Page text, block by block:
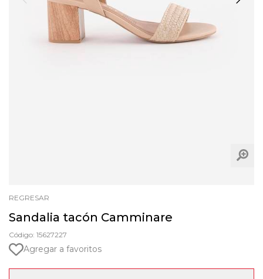
REGRESAR
Sandalia tacón Camminare
Código: 15627227
Agregar a favoritos